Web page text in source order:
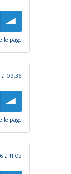
-
page
à 09:36
Alixpage
à 11:02